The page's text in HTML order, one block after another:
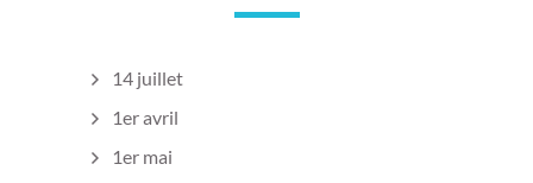
14 juillet
1er avril
1er mai